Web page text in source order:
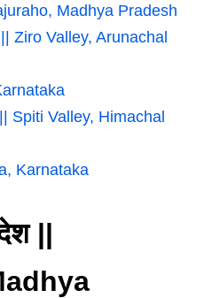
Madhya Pradesh
Ziro Valley, Arunachal
|| Spiti Valley, Himachal
Karnataka
||